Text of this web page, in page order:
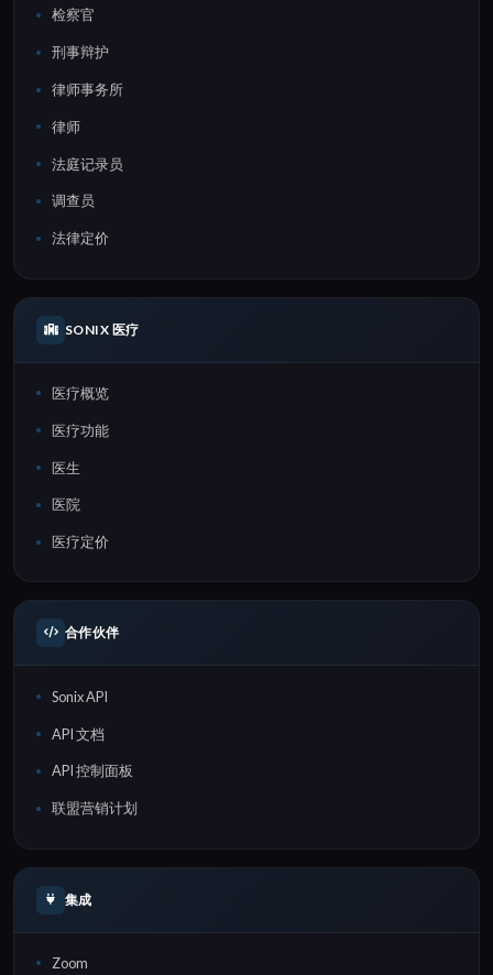
检察官
刑事辩护
律师事务所
律师
法庭记录员
调查员
法律定价
SONIX 医疗
医疗概览
医疗功能
医生
医院
医疗定价
合作伙伴
Sonix API
API 文档
API 控制面板
联盟营销计划
集成
Zoom